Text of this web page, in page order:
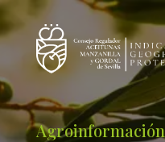
Agroinformación